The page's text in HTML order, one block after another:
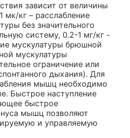
зависит от величины
мк/кг – расслабление
без значительного
систему, 0.2-1 мг/кг -
мускулатуры брюшной
мускулатуры
ограничение или
дыхания). Для
мышц необходимо
Быстрое наступление
быстрое
мышц позволяют
и управляемую